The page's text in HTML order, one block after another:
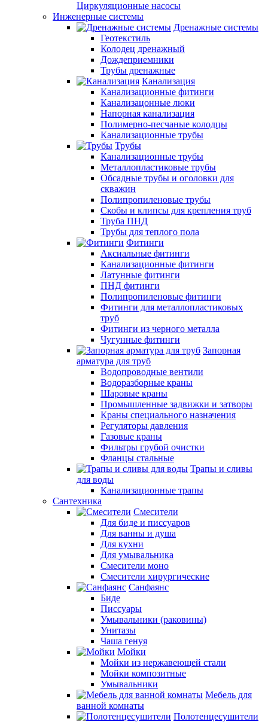
Циркуляционные насосы
Инженерные системы
Дренажные системы
Геотекстиль
Колодец дренажный
Дождеприемники
Трубы дренажные
Канализация
Канализационные фитинги
Канализацонные люки
Напорная канализация
Полимерно-песчаные колодцы
Канализационные трубы
Трубы
Канализационные трубы
Металлопластиковые трубы
Обсадные трубы и оголовки для
скважин
Полипропиленовые трубы
Скобы и клипсы для крепления труб
Труба ПНД
Трубы для теплого пола
Фитинги
Аксиальные фитинги
Канализационные фитинги
Латунные фитинги
ПНД фитинги
Полипропиленовые фитинги
Фитинги для металлопластиковых
труб
Фитинги из черного металла
Чугунные фитинги
Запорная
арматура для труб
Водопроводные вентили
Водоразборные краны
Шаровые краны
Промышленные задвижки и затворы
Краны специального назначения
Регуляторы давления
Газовые краны
Фильтры грубой очистки
Фланцы стальные
Трапы и сливы
для воды
Канализационные трапы
Сантехника
Смесители
Для биде и писсуаров
Для ванны и душа
Для кухни
Для умывальника
Смесители моно
Смесители хирургические
Санфаянс
Биде
Писсуары
Умывальники (раковины)
Унитазы
Чаша генуя
Мойки
Мойки из нержавеющей стали
Мойки композитные
Умывальники
Мебель для
ванной комнаты
Полотенцесушители